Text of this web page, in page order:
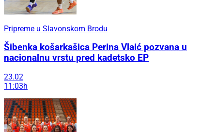
Pripreme u Slavonskom Brodu
Šibenka košarkašica Perina Vlaić pozvana u
nacionalnu vrstu pred kadetsko EP
23.02
11:03h